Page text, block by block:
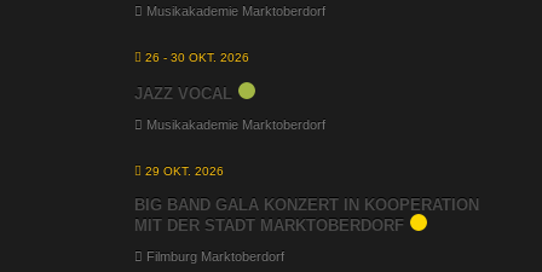
Musikakademie Marktoberdorf
26 - 30 OKT. 2026
JAZZ VOCAL
Musikakademie Marktoberdorf
29 OKT. 2026
BIG BAND GALA KONZERT IN KOOPERATION
MIT DER STADT MARKTOBERDORF
Filmburg Marktoberdorf